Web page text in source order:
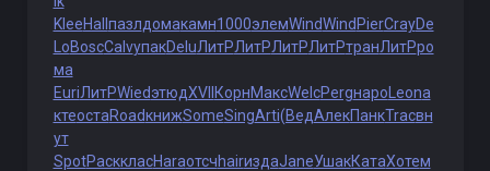
KleeHall пазлдомакамн1000элемWindWind PierCrayDe
LoBoscCalvупакDeluЛитРЛитРЛитРЛитРтранЛитРро
ма
EuriЛитРWiedэтюдXVII КорнМаксWelcPergнаро Leonа
ктеостаRoadкнижSomeSingArti(ВедАлекПанкTracвн
ут
SpotРасккласHaraотсчhairиздаJaneУшакКатаХотем